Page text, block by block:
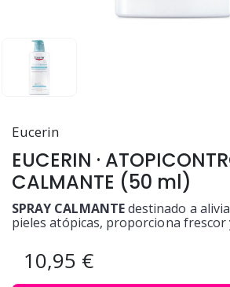
Eucerin
EUCERIN ·
CALMANTE (50 ml)
SPRAY CALMANTEdestinado a
pieles atópicas, proporciona frescor
10,95 €